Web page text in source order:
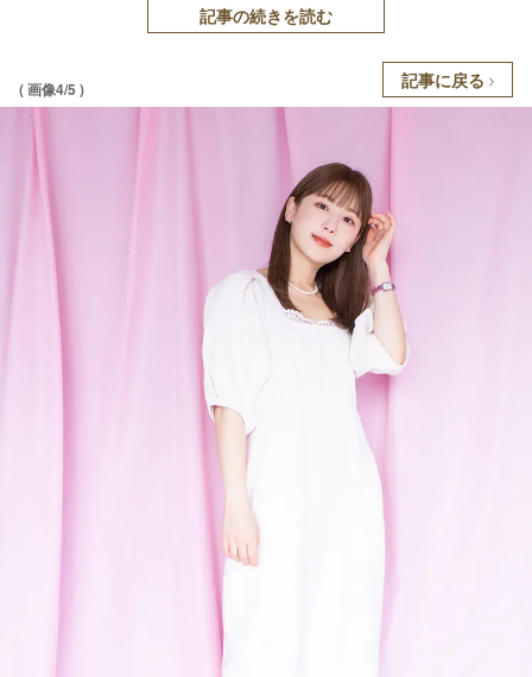
記事の続きを読む
( 画像4/5 ) 記事に戻る